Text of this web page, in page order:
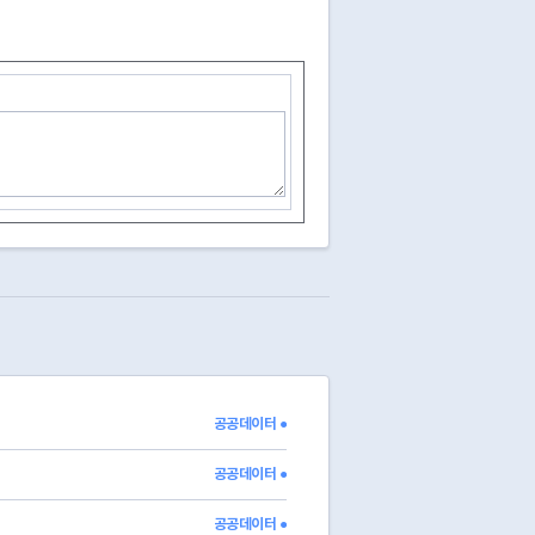
공공데이터 ●
공공데이터 ●
공공데이터 ●